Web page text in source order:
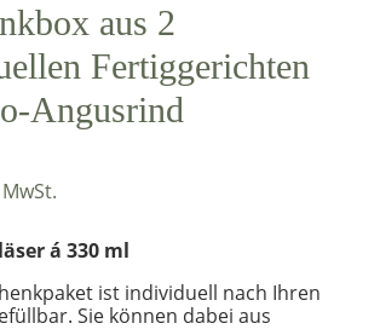
aus 2
Fertiggerichten
Angusrind
á 330 ml
ist individuell nach Ihren
Sie können dabei aus